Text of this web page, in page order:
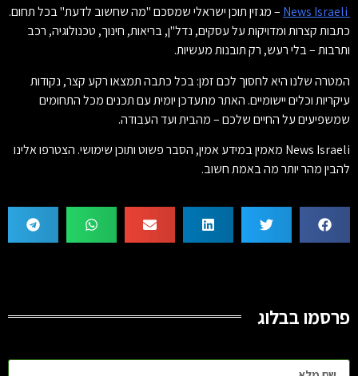
– מגזין תוכן ישראלי שמסכם "מה שחשוב לדעת" בכל תחום.
כתבות קצרות ומדויקות על עסקים, נדל"ן, בריאות, חינוך, טכנולוגיה, רכב
ותרבות – בלי רעש, רק תובנות מעשיות.
המטרה שלנו היא לחסוך לכם זמן: בכל כתבה תמצאו רקע קצר, נקודות
עיקריות וכלים יישומיים. האתר מתעדכן יומית עם תכנים מכל התחומים
שמשפיעים על החיים שלכם – מהבית ועד העבודה.
News Israeli מאמין במידע אמין, הסבר פשוט ותוכן שימושי. הצטרפו אלינו
להבין מהר יותר מה באמת חשוב.
פרסמו בבלוג